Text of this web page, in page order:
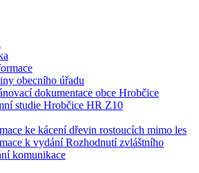
obecního úřadu
dokumentace obce Hrobčice
studie Hrobčice HR Z10
ke kácení dřevin rostoucích mimo les
k vydání Rozhodnutí zvláštního
komunikace